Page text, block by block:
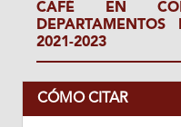
CAFÉ EN
2021-2023
CÓMO CITAR